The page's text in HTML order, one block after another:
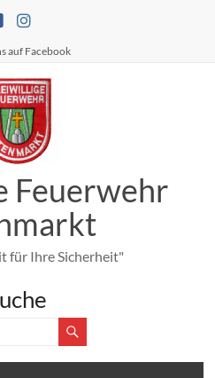
auf Facebook
Feuerwehr
für Ihre Sicherheit"